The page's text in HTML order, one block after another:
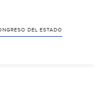
DEL ESTADO